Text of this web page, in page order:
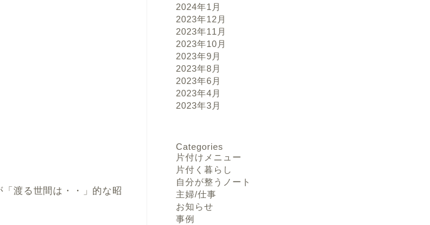
渡る世間は・・」的な昭
2024年1月
2023年12月
2023年11月
2023年10月
2023年9月
2023年8月
2023年6月
2023年4月
2023年3月
Categories
片付けメニュー
片付く暮らし
自分が整うノート
主婦/仕事
お知らせ
事例